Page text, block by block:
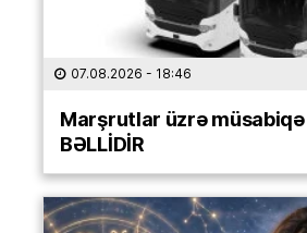
07.08.2026 - 18:46
Marşrutlar üzrə
BƏLLİDİR